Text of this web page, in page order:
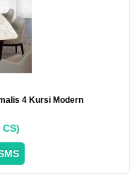
4 Kursi Modern